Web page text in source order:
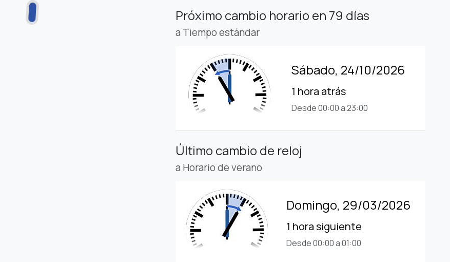
Próximo cambio horario en 79 días
a Tiempo estándar
Sábado, 24/10/2026
1 hora atrás
Desde 00:00 a 23:00
Último cambio de reloj
a Horario de verano
Domingo, 29/03/2026
1 hora siguiente
Desde 00:00 a 01:00